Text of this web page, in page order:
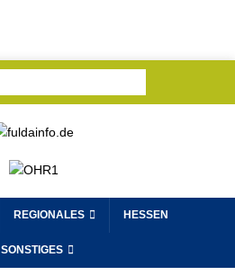
REGIONALES HESSEN
SONSTIGES